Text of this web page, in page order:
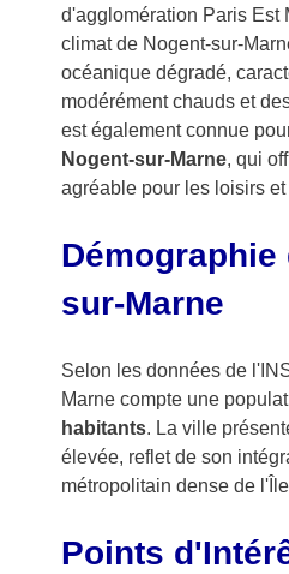
d'agglomération Paris Est
climat de Nogent-sur-
océanique dégradé,
modérément chauds et
est également connue
Nogent-sur-Marne, qui
agréable pour les loisirs et
Démographie
sur-Marne
Selon les données de
Marne compte une
habitants. La ville
élevée, reflet de son
métropolitain dense de
Points